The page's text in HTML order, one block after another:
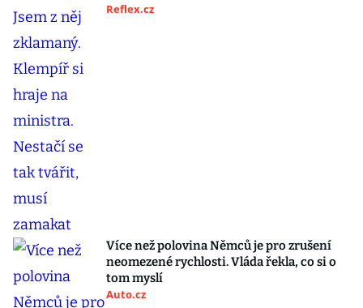
Reflex.cz
Více než polovina Němců je pro zrušení
neomezené rychlosti. Vláda řekla, co si o
tom myslí
Auto.cz